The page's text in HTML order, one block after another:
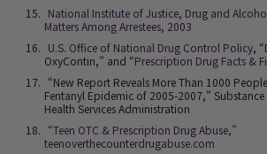
National Institute of Justice, Drug and
Matters Among Arrestees, 2003
U.S. Office of National Drug Control Policy,
OxyContin,” and “Prescription Drug Facts &
“New Report Reveals More Than 1000
Fentanyl Epidemic of 2005-2007,” Substance
Health Services Administration
“Teen OTC & Prescription Drug Abuse,”
teenoverthecounterdrugabuse.com